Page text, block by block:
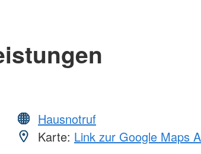
Hausnotruf
Karte: Link zur Google Maps